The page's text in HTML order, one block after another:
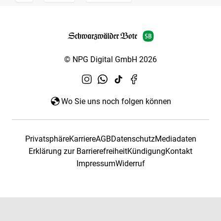
© NPG Digital GmbH 2026
Wo Sie uns noch folgen können
PrivatsphäreKarriereAGBDatenschutzMediadaten
Erklärung zur BarrierefreiheitKündigungKontakt
ImpressumWiderruf